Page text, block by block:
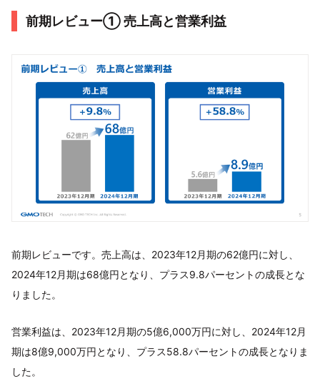
前期レビュー① 売上高と営業利益
前期レビューです。売上高は、2023年12月期の62億円に対し、
2024年12月期は68億円となり、プラス9.8パーセントの成長とな
りました。
営業利益は、2023年12月期の5億6,000万円に対し、2024年12月
期は8億9,000万円となり、プラス58.8パーセントの成長となりま
した。